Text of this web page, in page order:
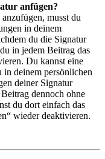
anfügen?
musst du
in deinem
du die Signatur
in jedem Beitrag das
Du kannst eine
in deinem persönlichen
deiner Signatur
dennoch ohne
du dort einfach das
wieder deaktivieren.